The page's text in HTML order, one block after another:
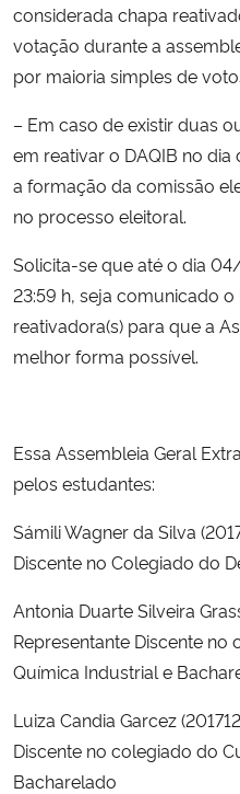
Secretaria-Geral
Gabinete de Segurança Institucional
Advocacia-Geral da União
Banco Central do Brasil
Planalto
considerada chapa
votação durante a
por maioria simples de
– Em caso de existir duas
em reativar o DAQIB no
a formação da comissão
no processo eleitoral.
Solicita-se que até o dia
23:59 h, seja comunicado o
reativadora(s) para que a
melhor forma possível.
Essa Assembleia Geral
pelos estudantes:
Sámili Wagner da Silva
Discente no Colegiado do
Antonia Duarte Silveira
Representante Discente
Química Industrial e
Luiza Candia Garcez
Discente no colegiado do
Bacharelado